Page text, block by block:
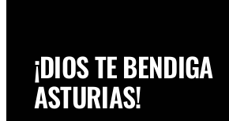
¡DIOS TE BENDIGA
ASTURIAS!